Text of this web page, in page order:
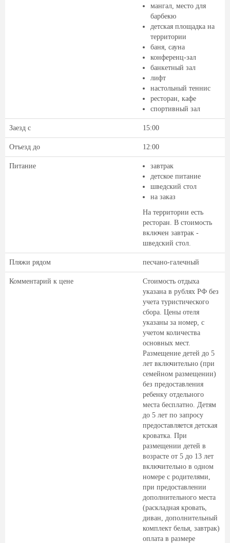
мангал, место для
барбекю
детская площадка на
территории
баня, сауна
конференц-зал
банкетный зал
лифт
настольный теннис
ресторан, кафе
спортивный зал
Заезд с 15:00
Отъезд до 12:00
Питание
завтрак
детское питание
шведский стол
на заказ
На территории есть
ресторан. В стоимость
включен завтрак -
шведский стол.
Пляжи рядом песчано-галечный
Комментарий к цене
Стоимость отдыха
указана в рублях РФ без
учета туристического
сбора. Цены отеля
указаны за номер, с
учетом количества
основных мест.
Размещение детей до 5
лет включительно (при
семейном размещении)
без предоставления
ребенку отдельного
места бесплатно. Детям
до 5 лет по запросу
предоставляется детская
кроватка. При
размещении детей в
возрасте от 5 до 13 лет
включительно в одном
номере с родителями,
при предоставлении
дополнительного места
(раскладная кровать,
диван, дополнительный
комплект белья, завтрак)
оплата в размере